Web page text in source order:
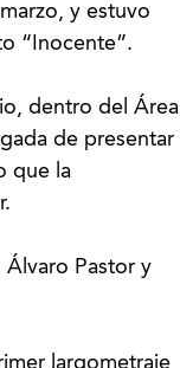
y estuvo
“Inocente”.
dentro del Área
de presentar
que la
Pastor y
largometraje